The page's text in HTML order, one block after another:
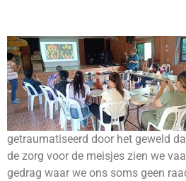
getraumatiseerd door het geweld
de zorg voor de meisjes zien we
gedrag waar we ons soms geen